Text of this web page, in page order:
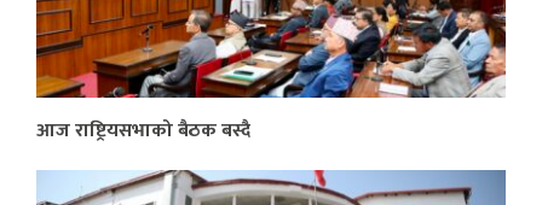
आज राष्ट्रियसभाको बैठक बस्दै